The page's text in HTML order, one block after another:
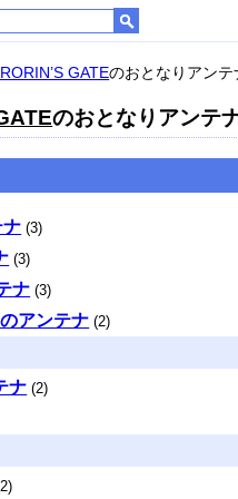
GATEのおとなりアンテ
のおとなりアンテ
(3)
(3)
ナ (3)
アンテナ (2)
ナ (2)